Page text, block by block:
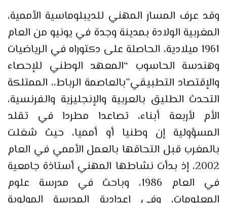
وقد عرف المسار المهني للديبلوماسية الأممية،
المغربية الولادة بمدينة وجدة في يونيو من العام
1961 ميلادية، الحاصلة على دكتوراه في الرياضيات
وهندسة الحاسوب “المعهد الوطني للإحصاء
والإقتصاد التطبيقي”بالعاصمة الرباط،، الممتلكة
التحدث الطليق بالعربية والإنجليزية والفرنسية،
الأم لأربعة أبناء، تصاعدا مطردا في تقلد
المسؤولية إن وطنيا أو أمميا، حيث شغلت
بالمغرب قبل التحاقها بالعمل الأممي في العام
2002، إذ بدأت نشاطها المهني أستاذة جامعية
في العام 1986، وباحث في مدرسة علوم